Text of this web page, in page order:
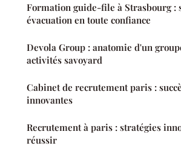
Formation guide-file à Strasbourg :
évacuation en toute confiance
Devola Group : anatomie d'un
activités savoyard
Cabinet de recrutement paris :
innovantes
Recrutement à paris : stratégies
réussir